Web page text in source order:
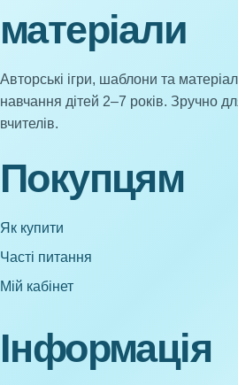
матеріали
Авторські ігри, шаблони та
навчання дітей 2–7 років. Зручно
вчителів.
Покупцям
Як купити
Часті питання
Мій кабінет
Інформація